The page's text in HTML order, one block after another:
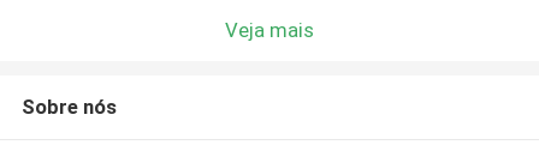
Veja mais
Sobre nós